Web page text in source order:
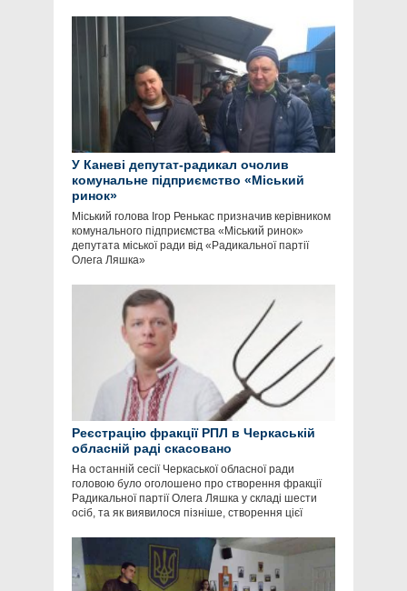
У Каневі депутат-радикал очолив
комунальне підприємство «Міський
ринок»
Міський голова Ігор Ренькас призначив керівником
комунального підприємства «Міський ринок»
депутата міської ради від «Радикальної партії
Олега Ляшка»
Реєстрацію фракції РПЛ в Черкаській
обласній раді скасовано
На останній сесії Черкаської обласної ради
головою було оголошено про створення фракції
Радикальної партії Олега Ляшка у складі шести
осіб, та як виявилося пізніше, створення цієї